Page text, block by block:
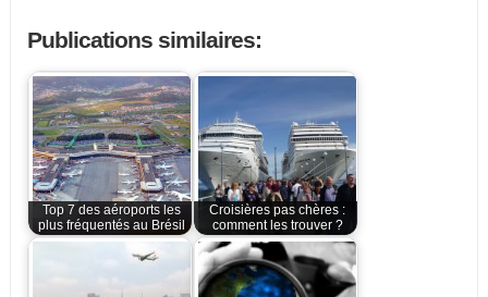
Publications similaires:
Top 7 des aéroports les
plus fréquentés au Brésil
Croisières pas chères :
comment les trouver ?